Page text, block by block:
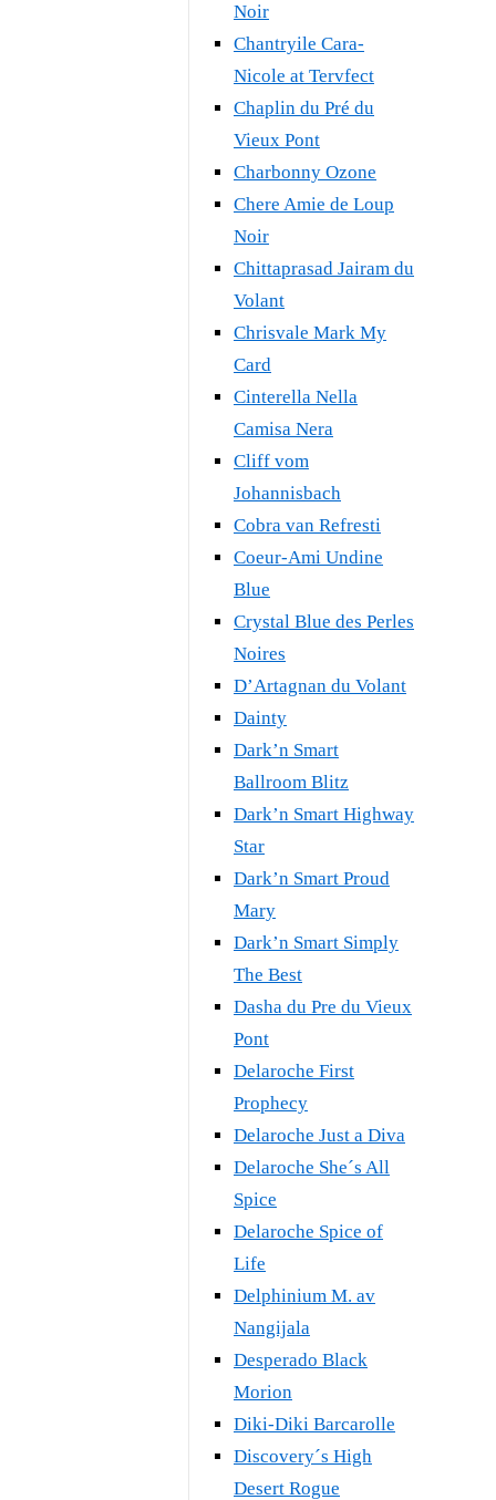
Noir
Chantryile Cara-
Nicole at Tervfect
Chaplin du Pré du
Vieux Pont
Charbonny Ozone
Chere Amie de Loup
Noir
Chittaprasad Jairam du
Volant
Chrisvale Mark My
Card
Cinterella Nella
Camisa Nera
Cliff vom
Johannisbach
Cobra van Refresti
Coeur-Ami Undine
Blue
Crystal Blue des Perles
Noires
D’Artagnan du Volant
Dainty
Dark’n Smart
Ballroom Blitz
Dark’n Smart Highway
Star
Dark’n Smart Proud
Mary
Dark’n Smart Simply
The Best
Dasha du Pre du Vieux
Pont
Delaroche First
Prophecy
Delaroche Just a Diva
Delaroche She´s All
Spice
Delaroche Spice of
Life
Delphinium M. av
Nangijala
Desperado Black
Morion
Diki-Diki Barcarolle
Discovery´s High
Desert Rogue